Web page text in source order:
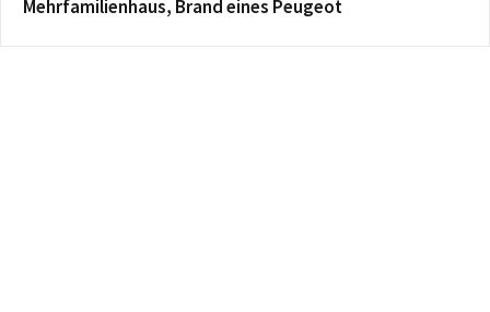
Mehrfamilienhaus, Brand eines Peugeot